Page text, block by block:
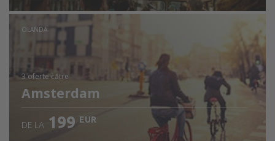
Verificați detaliile
OLANDA
3 oferte către
Amsterdam
DE LA 199 EUR